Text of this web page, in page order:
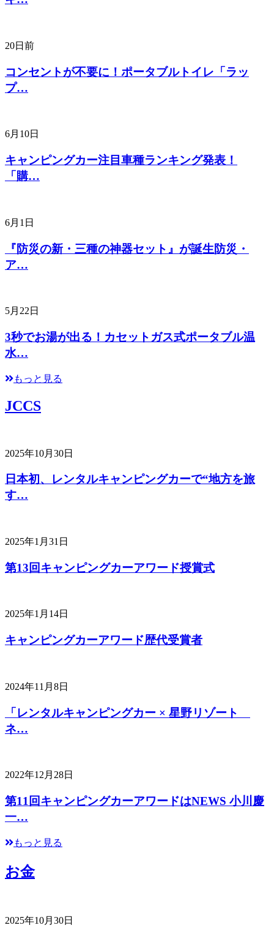
20日前
コンセントが不要に！ポータブルトイレ「ラッ
プ…
6月10日
キャンピングカー注目車種ランキング発表！
「購…
6月1日
『防災の新・三種の神器セット』が誕生防災・
ア…
5月22日
3秒でお湯が出る！カセットガス式ポータブル温
水…
もっと見る
JCCS
2025年10月30日
日本初、レンタルキャンピングカーで“地方を旅
す…
2025年1月31日
第13回キャンピングカーアワード授賞式
2025年1月14日
キャンピングカーアワード歴代受賞者
2024年11月8日
「レンタルキャンピングカー × 星野リゾート
ネ…
2022年12月28日
第11回キャンピングカーアワードはNEWS 小川慶
一…
もっと見る
お金
2025年10月30日